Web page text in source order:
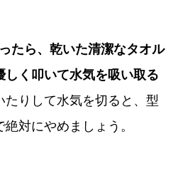
たら、乾いた清潔なタオル
しく叩いて水気を吸い取る
たりして水気を切ると、型
対にやめましょう。